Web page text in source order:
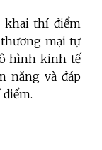
thí điểm
mại tự
hình kinh tế
năng và đáp